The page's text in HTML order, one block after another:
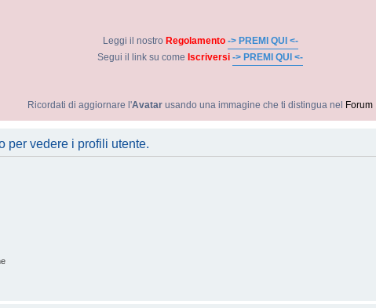
Leggi il nostro Regolamento -> PREMI QUI <-
Segui il link su come Iscriversi -> PREMI QUI <-
Ricordati di aggiornare l'Avatar usando una immagine che ti distingua nel Forum
per vedere i profili utente.